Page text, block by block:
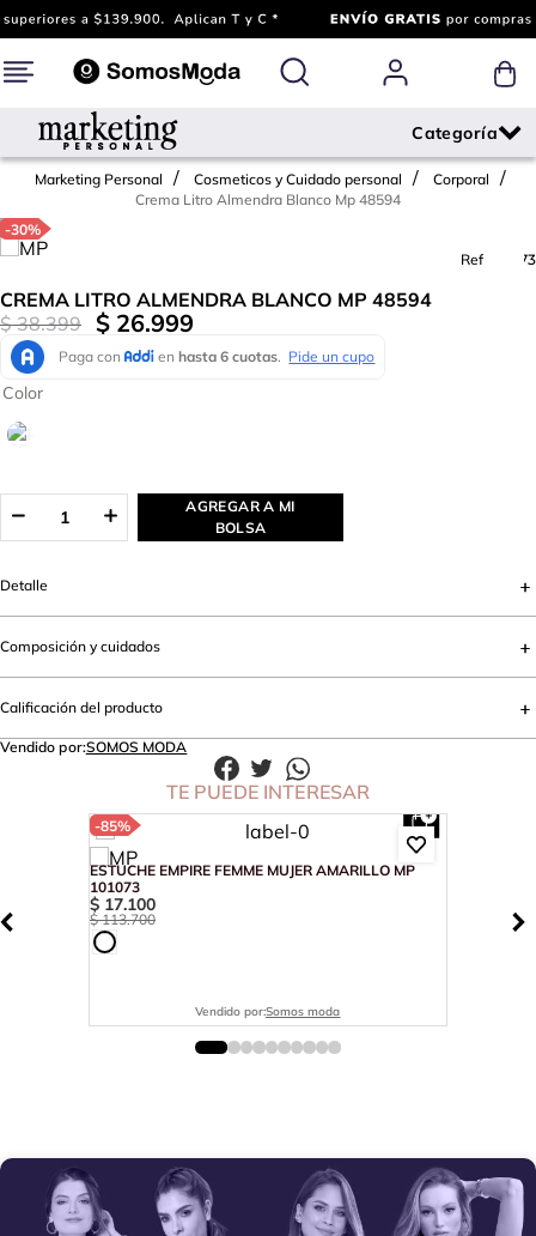
Marketing Personal Cosmeticos y Cuidado personal
Corporal
Crema Litro Almendra Blanco Mp 48594
-30%
Ref.
563173
CREMA LITRO ALMENDRA BLANCO MP 48594
$ 38.399 $ 26.999
Color
AGREGAR A MI
BOLSA
Detalle
Composición y cuidados
Calificación del producto
Vendido por:SOMOS MODA
TE PUEDE INTERESAR
-85%
ESTUCHE EMPIRE FEMME MUJER AMARILLO MP
101073
$ 17.100
$ 113.700
Vendido por:Somos moda